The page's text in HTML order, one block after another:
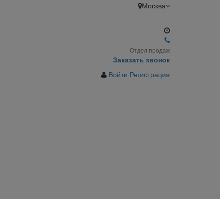
Москва
Отдел продаж
Заказать звонок
Войти Регистрация